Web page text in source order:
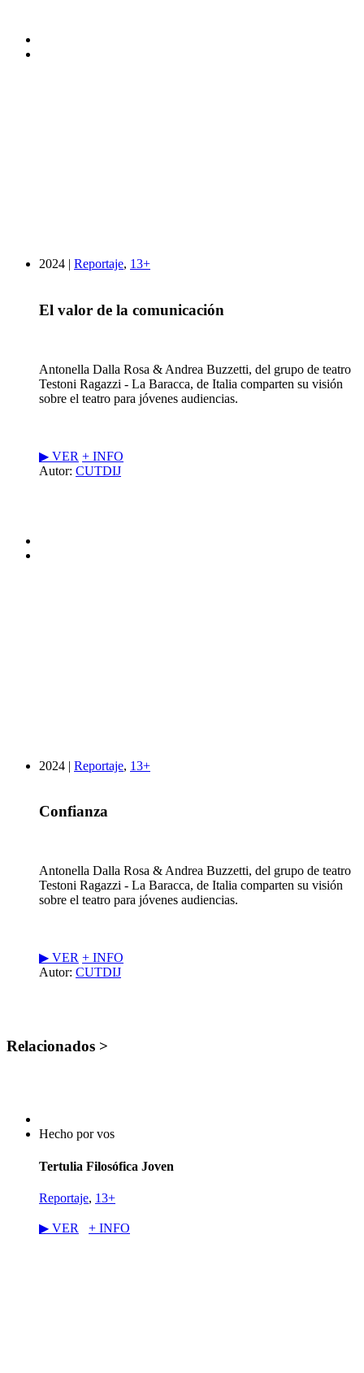
2024 | Reportaje, 13+
El valor de la comunicación
Antonella Dalla Rosa & Andrea Buzzetti, del grupo de teatro
Testoni Ragazzi - La Baracca, de Italia comparten su visión
sobre el teatro para jóvenes audiencias.
▶︎ VER + INFO
Autor: CUTDIJ
2024 | Reportaje, 13+
Confianza
Antonella Dalla Rosa & Andrea Buzzetti, del grupo de teatro
Testoni Ragazzi - La Baracca, de Italia comparten su visión
sobre el teatro para jóvenes audiencias.
▶︎ VER + INFO
Autor: CUTDIJ
Relacionados >
Hecho por vos
Tertulia Filosófica Joven
Reportaje, 13+
▶︎ VER + INFO